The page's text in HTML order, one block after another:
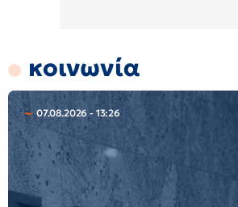
κοινωνία
07.08.2026 - 13:26